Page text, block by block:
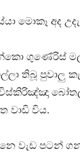
මොකෑ අද
ගුණේරිස්
තිබූ පුවාලු
වාඩි විය.
වැඩ පටන්